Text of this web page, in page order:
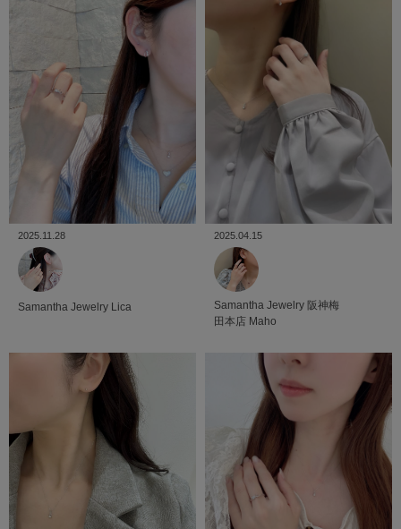
2025.11.28
Samantha Jewelry Lica
2025.04.15
Samantha Jewelry 阪神梅
田本店 Maho